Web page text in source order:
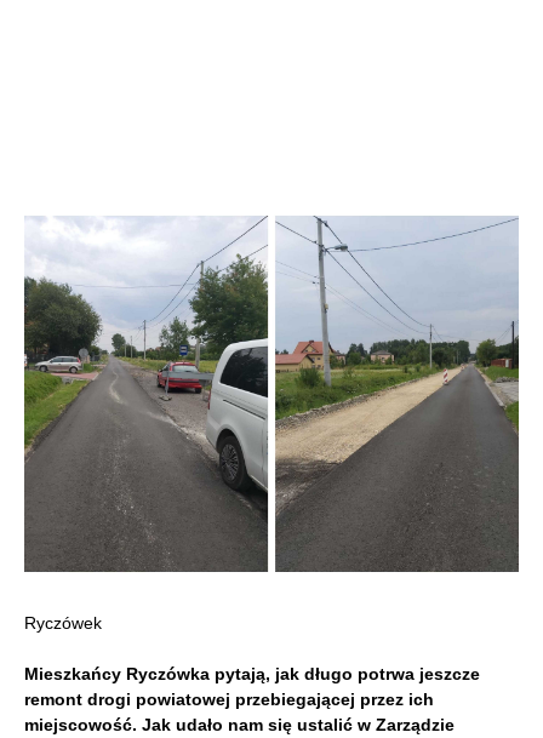
Ryczówek
Mieszkańcy Ryczówka pytają, jak długo potrwa jeszcze
remont drogi powiatowej przebiegającej przez ich
miejscowość. Jak udało nam się ustalić w Zarządzie